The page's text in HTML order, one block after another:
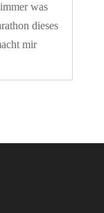
was
dieses
mir